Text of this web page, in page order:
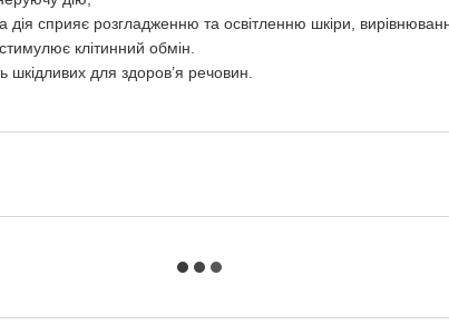
дія сприяє розгладженню та освітленню шкіри,
клітинний обмін.
шкідливих для здоров’я речовин.